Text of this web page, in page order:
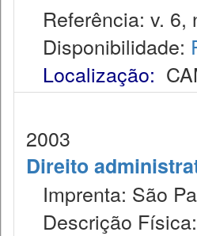
Referência: v. 6,
Disponibilidade:
Localização:
2003
Direito
Imprenta: São
Descrição